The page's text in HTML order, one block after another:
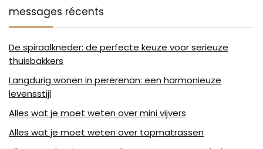
messages récents
De spiraalkneder: de perfecte keuze voor serieuze
thuisbakkers
Langdurig wonen in pererenan: een harmonieuze
levensstijl
Alles wat je moet weten over mini vijvers
Alles wat je moet weten over topmatrassen